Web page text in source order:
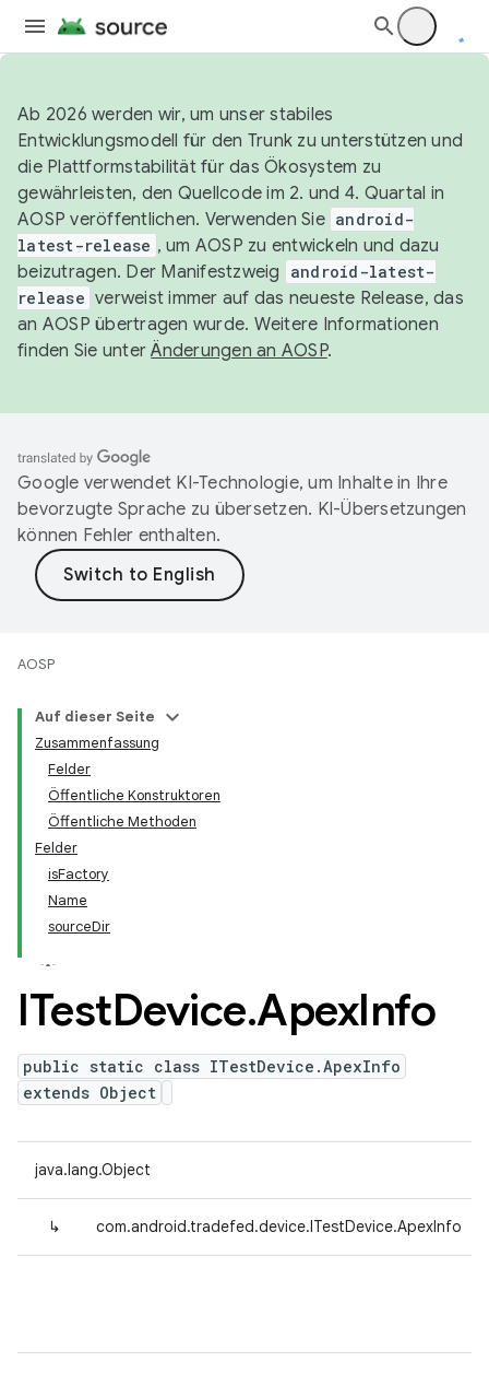
Ab 2026 werden wir, um unser stabiles
Entwicklungsmodell für den Trunk zu unterstützen und
die Plattformstabilität für das Ökosystem zu
gewährleisten, den Quellcode im 2. und 4. Quartal in
AOSP veröffentlichen. Verwenden Sie android-
latest-release , um AOSP zu entwickeln und dazu
beizutragen. Der Manifestzweig
android-latest-
release verweist immer auf das neueste Release, das
an AOSP übertragen wurde. Weitere Informationen
finden Sie unterÄnderungen an AOSP.
Google verwendet KI-Technologie, um Inhalte in Ihre
bevorzugte Sprache zu übersetzen. KI-Übersetzungen
können Fehler enthalten.
AOSP
Auf dieser Seite
Zusammenfassung
Felder
Öffentliche Konstruktoren
Öffentliche Methoden
Felder
isFactory
Name
sourceDir
ITestDevice.ApexInfo
public static class ITestDevice.ApexInfo
extends Object
java.lang.Object
↳ com.android.tradefed.device.ITestDevice.ApexInfo